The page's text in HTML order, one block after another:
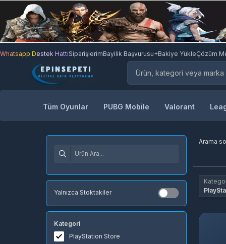
Whatsapp Destek HattıSiparişlerimBayilik Başvurusu+Bakiye YükleÇözüm
Tüm Oyunlar PUBG Mobile Valorant
Yalnızca Stoktakiler
Kategori
PlayStation Store
Arama